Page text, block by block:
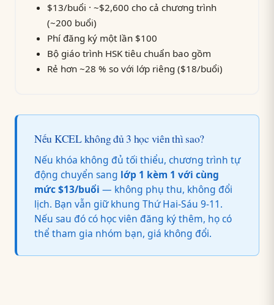
$13/buổi · ~$2,600 cho cả chương trình
(~200 buổi)
Phí đăng ký một lần $100
Bộ giáo trình HSK tiêu chuẩn bao gồm
Rẻ hơn ~28 % so với lớp riêng ($18/buổi)
Nếu KCEL không đủ 3 học viên thì sao?
Nếu khóa không đủ tối thiểu, chương trình tự
động chuyển sang lớp 1 kèm 1 với cùng
mức $13/buổi — không phụ thu, không đổi
lịch. Bạn vẫn giữ khung Thứ Hai-Sáu 9-11.
Nếu sau đó có học viên đăng ký thêm, họ có
thể tham gia nhóm bạn, giá không đổi.